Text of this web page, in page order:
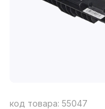
код товара: 55047